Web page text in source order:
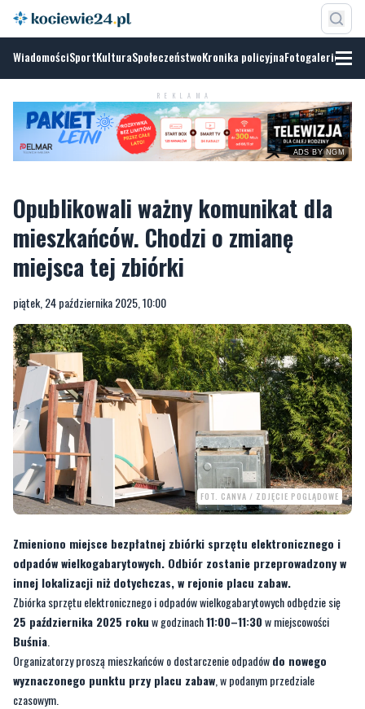
WiadomościSportKulturaSpołeczeństwoKronika policyjnaFotogalerie
REKLAMA
ADS BY NGM
Opublikowali ważny komunikat dla
mieszkańców. Chodzi o zmianę
miejsca tej zbiórki
piątek, 24 października 2025, 10:00
FOT. CANVA / ZDJĘCIE POGLĄDOWE
Zmieniono miejsce bezpłatnej zbiórki sprzętu elektronicznego i
odpadów wielkogabarytowych. Odbiór zostanie przeprowadzony w
innej lokalizacji niż dotychczas, w rejonie placu zabaw.
Zbiórka sprzętu elektronicznego i odpadów wielkogabarytowych odbędzie się
25 października 2025 rokuw godzinach11:00–11:30w miejscowości
Buśnia
Organizatorzy proszą mieszkańców o dostarczenie odpadówdo nowego
wyznaczonego punktu przy placu zabaw , w podanym przedziale
czasowym.